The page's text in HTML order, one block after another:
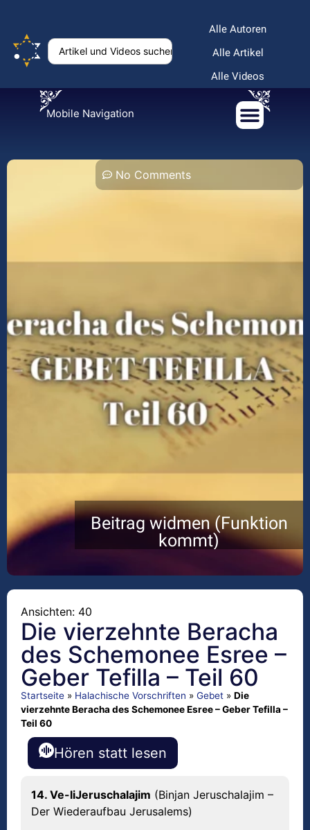
Alle Autoren
Alle Artikel
Alle Videos
Mobile Navigation
No Comments
Beitrag widmen (Funktion
kommt)
Ansichten: 40
Die vierzehnte Beracha
des Schemonee Esree –
Geber Tefilla – Teil 60
Startseite » Halachische Vorschriften » Gebet » Die
vierzehnte Beracha des Schemonee Esree – Geber Tefilla –
Teil 60
Hören statt lesen
14. Ve-liJeruschalajim (Binjan Jeruschalajim –
Der Wiederaufbau Jerusalems)